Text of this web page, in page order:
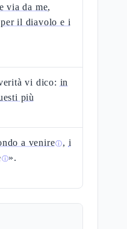
via da me,
il diavolo e i
vi dico: in
più
a venireⓘ, i
ⓘ».